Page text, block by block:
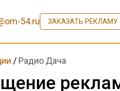
54.ru ЗАКАЗАТЬ РЕКЛАМУ
/ Радио Дача